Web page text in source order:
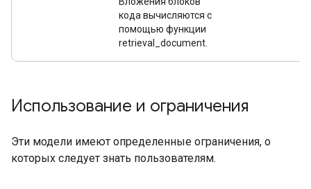
кода вычисляются с
помощью функции
retrieval_document.
Использование и ограничения
Эти модели имеют определенные ограничения, о
которых следует знать пользователям.